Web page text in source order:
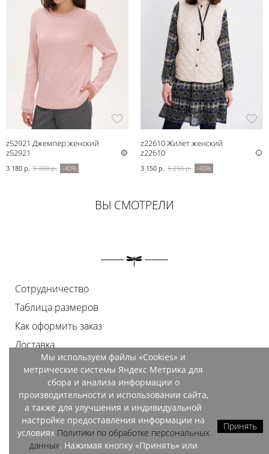
z52921 Джемпер женский
z52921
3 180 р. 5 300 р. -40%
z22610 Жилет женский
z22610
3 150 р. 5 250 р. -40%
ВЫ СМОТРЕЛИ
Сотрудничество
Таблица размеров
Как оформить заказ
Доставка
Оплата
Возврат
Документы
Контакты
Магазины
Мы используем файлы «Cookies» и
метрические системы Яндекс Метрика для
сбора и анализа информации о
производительности и использовании сайта,
а также для улучшения и индивидуальной
настройке предоставления информации на
условиях Политики по обработке персональных
данных. Нажимая кнопку «Принять» или
Принять